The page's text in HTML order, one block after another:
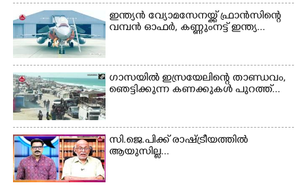
ഇന്ത്യൻ വ്യോമസേനയ്ക്ക് ഫ്രാൻസിന്റെ
വമ്പൻ ഓഫർ, കണ്ണുംനട്ട് ഇന്ത്യ...
ഗാസയിൽ ഇസ്രയേലിന്റെ താണ്ഡവം,
ഞെട്ടിക്കുന്ന കണക്കുകൾ പുറത്ത്...
സി.ജെ.പിക്ക് രാഷ്ട്രീയത്തിൽ
ആയുസില്ല...
×
Share this link